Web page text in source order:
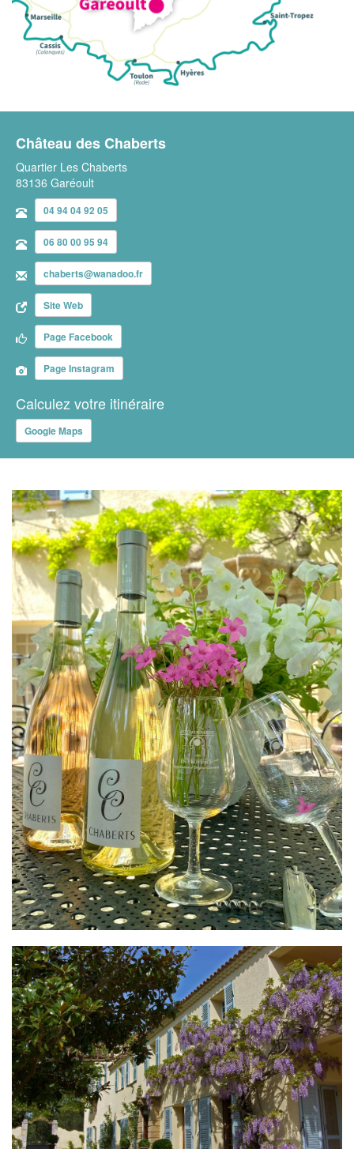
Château des Chaberts
Quartier Les Chaberts
83136 Garéoult
04 94 04 92 05
06 80 00 95 94
chaberts@wanadoo.fr
Site Web
Page Facebook
Page Instagram
Calculez votre itinéraire
Google Maps